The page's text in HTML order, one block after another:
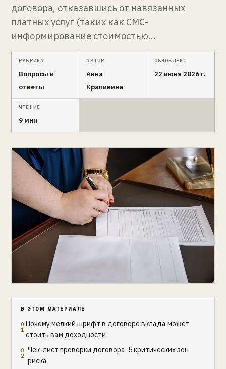
договора, отказавшись от навязанных
платных услуг (таких как СМС-
информирование стоимостью…
РУБРИКА
Вопросы и
ответы
АВТОР
Анна
Крапивина
ОБНОВЛЕНО
22 июня 2026 г.
ЧТЕНИЕ
9 мин
В ЭТОМ МАТЕРИАЛЕ
Почему мелкий шрифт в договоре вклада может
стоить вам доходности
Чек-лист проверки договора: 5 критических зон
риска